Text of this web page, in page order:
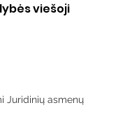
viešoji
Juridinių asmenų